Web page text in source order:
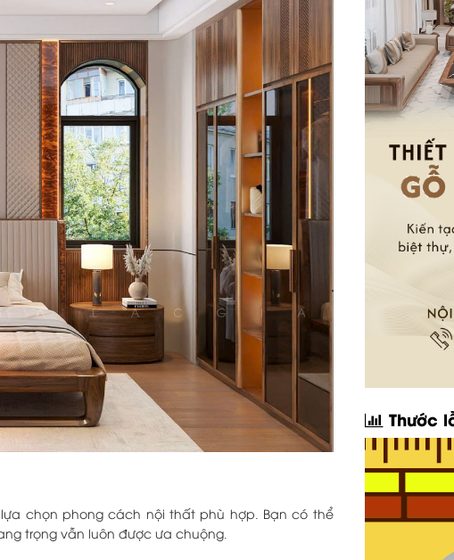
chọn phong cách nội thất phù hợp. Bạn có thể
trọng vẫn luôn được ưa chuộng.
Thước